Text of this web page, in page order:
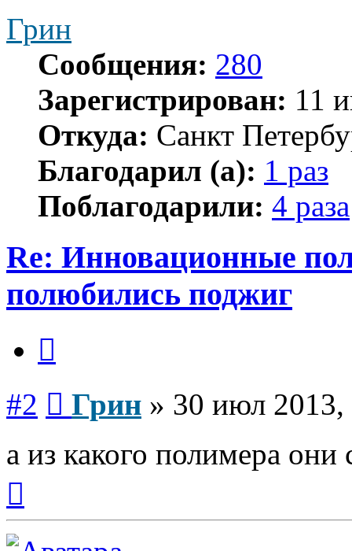
Грин
Сообщения: 280
Зарегистрирован: 11
Откуда: Санкт
Благодарил (а): 1 раз
Поблагодарили: 4 раза
Re: Инновационные
полюбились поджиг
#2 Грин » 30 июл 2013,
а из какого полимера они
началу